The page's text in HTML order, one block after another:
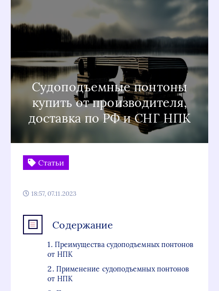
Судоподъемные понтоны
купить от производителя,
доставка по РФ и СНГ НПК
Статьи
18:57, 07.11.2023
Содержание
Преимущества судоподъемных понтонов
от НПК
Применение судоподъемных понтонов
от НПК